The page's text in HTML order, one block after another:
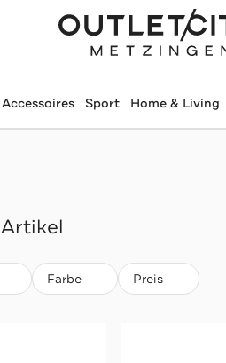
Accessoires Sport Home & Living
Farbe Preis